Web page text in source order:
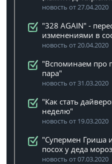
новость от 27.04.2020
"328 AGAIN" -
изменениями в
новость от 20.04.2020
"Вспоминаем про
пара"
новость от 31.03.2020
"Как стать
неделю"
новость от 19.03.2020
"Супермен Гриша
посох у деда
новость от 07.03.2020